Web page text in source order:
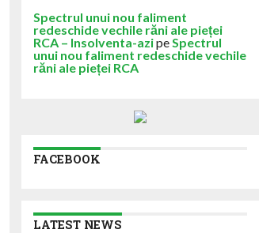
Spectrul unui nou faliment
redeschide vechile răni ale pieței
RCA – Insolventa-azipeSpectrul
unui nou faliment redeschide vechile
răni ale pieței RCA
FACEBOOK
LATEST NEWS